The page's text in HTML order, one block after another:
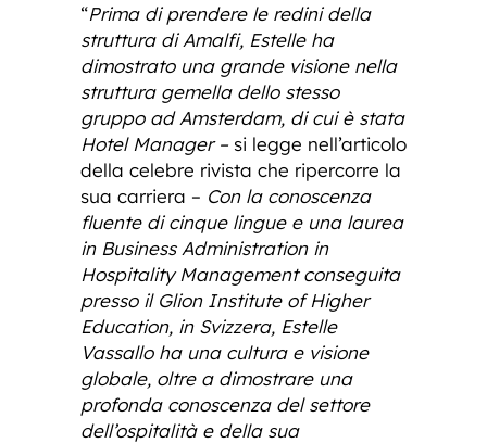
“Prima di prendere le redini della
struttura di Amalfi, Estelle ha
dimostrato una grande visione nella
struttura gemella dello stesso
gruppo ad Amsterdam, di cui è stata
Hotel Manager – si legge nell’articolo
della celebre rivista che ripercorre la
sua carriera – Con la conoscenza
fluente di cinque lingue e una laurea
in Business Administration in
Hospitality Management conseguita
presso il Glion Institute of Higher
Education, in Svizzera, Estelle
Vassallo ha una cultura e visione
globale, oltre a dimostrare una
profonda conoscenza del settore
dell’ospitalità e della sua